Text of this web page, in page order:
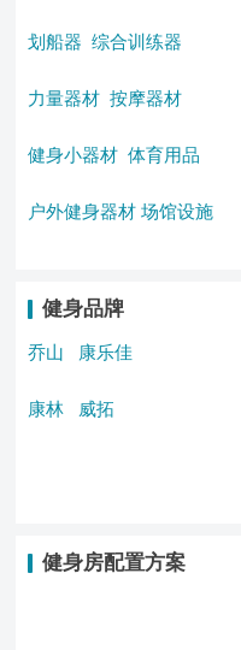
划船器 综合训练器
力量器材 按摩器材
健身小器材 体育用品
户外健身器材 场馆设施
健身品牌
乔山 康乐佳
康林 威拓
健身房配置方案